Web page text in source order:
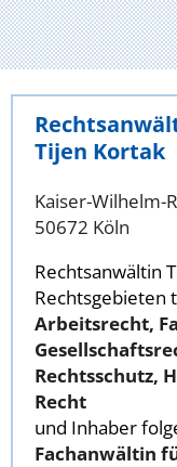
Tijen Kortak
Kaiser-Wilhelm-
50672 Köln
Rechtsanwältin
Rechtsgebieten
Arbeitsrecht,
Rechtsschutz,
Recht
und Inhaber
Fachanwältin